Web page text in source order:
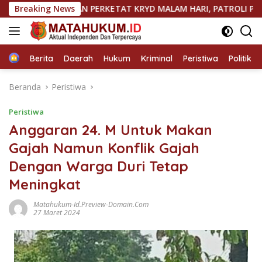
Langsung
ke
konten
Breaking News
PERKETAT KRYD MALAM HARI, PATROLI PRESISI HADIR
HomeBerita Daerah Hukum Kriminal Peristiwa Politik
Beranda Peristiwa
Peristiwa
Anggaran 24. M Untuk Makan
Gajah Namun Konflik Gajah
Dengan Warga Duri Tetap
Meningkat
Matahukum-Id.preview-Domain.com
27 Maret 2024